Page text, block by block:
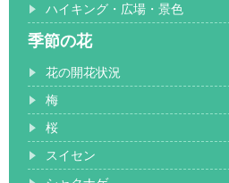
ハイキング・広場・景色
季節の花
花の開花状況
梅
桜
スイセン